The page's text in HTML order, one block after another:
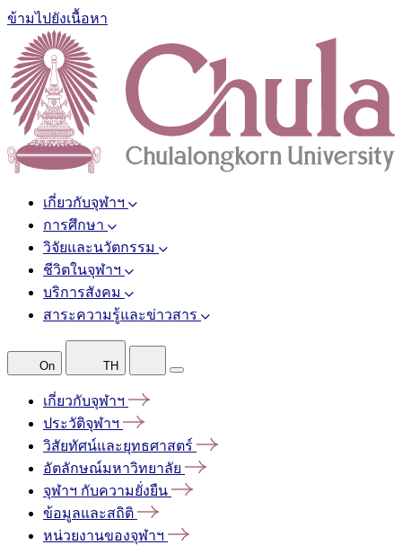
ข้ามไปยังเนื้อหา
เกี่ยวกับจุฬาฯ
การศึกษา
วิจัยและนวัตกรรม
ชีวิตในจุฬาฯ
บริการสังคม
สาระความรู้และข่าวสาร
On TH
เกี่ยวกับจุฬาฯ
ประวัติจุฬาฯ
วิสัยทัศน์และยุทธศาสตร์
อัตลักษณ์มหาวิทยาลัย
จุฬาฯ กับความยั่งยืน
ข้อมูลและสถิติ
หน่วยงานของจุฬาฯ